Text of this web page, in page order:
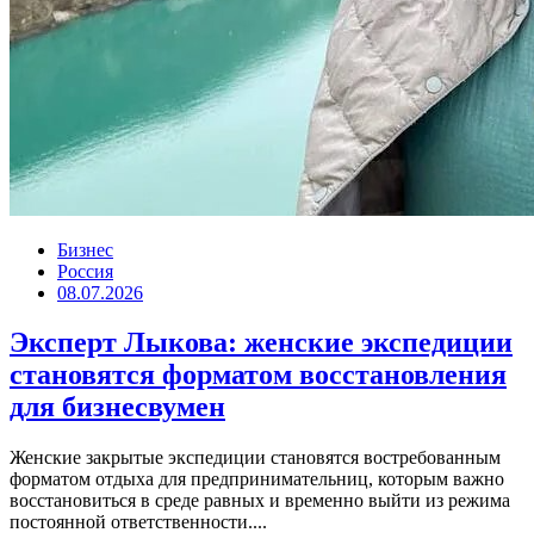
Бизнес
Россия
08.07.2026
Эксперт Лыкова: женские экспедиции
становятся форматом восстановления
для бизнесвумен
Женские закрытые экспедиции становятся востребованным
форматом отдыха для предпринимательниц, которым важно
восстановиться в среде равных и временно выйти из режима
постоянной ответственности....